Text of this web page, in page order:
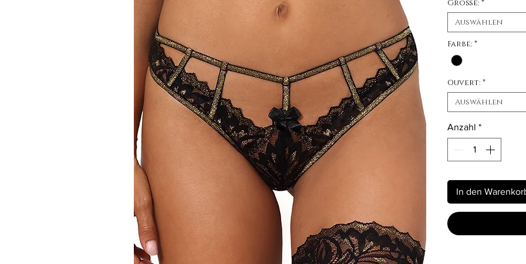
Größe: *
Auswählen
Farbe: *
Ouvert: *
Auswählen
Anzahl *
In den